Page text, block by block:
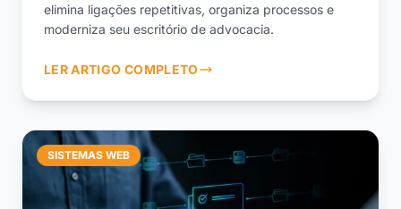
elimina ligações repetitivas, organiza processos e
moderniza seu escritório de advocacia.
LER ARTIGO COMPLETO
SISTEMAS WEB